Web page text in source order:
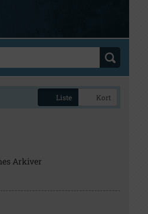
Liste Kort
Arkiver